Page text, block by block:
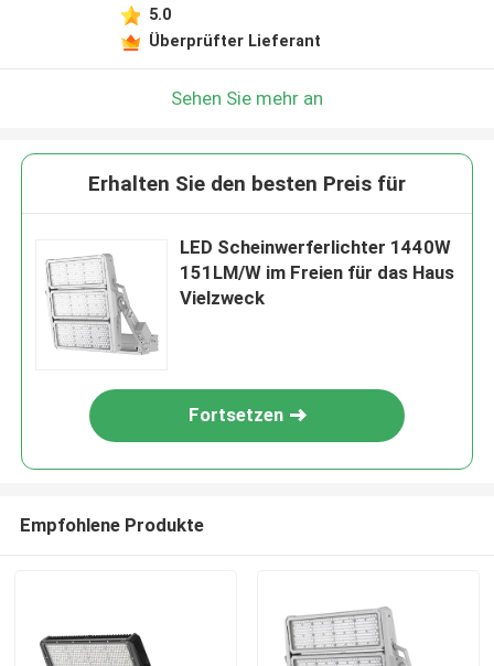
5.0
Überprüfter Lieferant
Sehen Sie mehr an
Erhalten Sie den besten Preis für
LED Scheinwerferlichter 1440W
151LM/W im Freien für das Haus
Vielzweck
Fortsetzen
Empfohlene Produkte